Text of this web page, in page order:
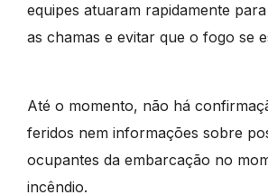
equipes atuaram rapidamente
as chamas e evitar que o fogo se
Até o momento, não há
feridos nem informações sobre
ocupantes da embarcação no
incêndio.